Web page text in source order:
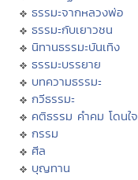
ธรรมะจากหลวงพ่อ
ธรรมะกับเยาวชน
นิทานธรรมะบันเทิง
ธรรมะบรรยาย
บทความธรรมะ
กวีธรรมะ
คติธรรม คำคม โดนใจ
กรรม
ศีล
บุญทาน